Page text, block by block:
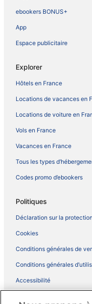
ebookers BONUS+
App
Espace publicitaire
Explorer
Hôtels en France
Locations de vacances en
Locations de voiture en
Vols en France
Vacances en France
Tous les types
Codes promo d’ebookers
Politiques
Déclaration sur la
Cookies
Conditions générales de
Conditions générales
Accessibilité